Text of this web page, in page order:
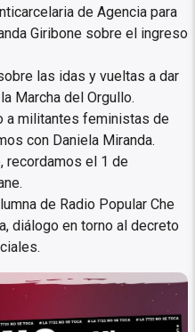
de Agencia para
Giribone sobre el ingreso
las idas y vueltas a dar
Marcha del Orgullo.
a militantes feministas de
con Daniela Miranda.
recordamos el 1 de
de Radio Popular Che
diálogo en torno al decreto